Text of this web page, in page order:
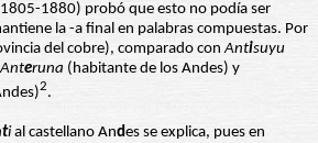
1880) probó que esto no podía ser
la -a final en palabras compuestas. Por
del cobre), comparado conAntisuyu
Anteruna (habitante de los Andes) y
2.
tial castellano Andes se explica, pues en